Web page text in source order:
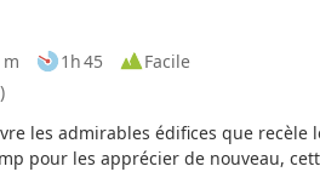
1h 45
Facile
les admirables édifices que recèle
pour les apprécier de nouveau,